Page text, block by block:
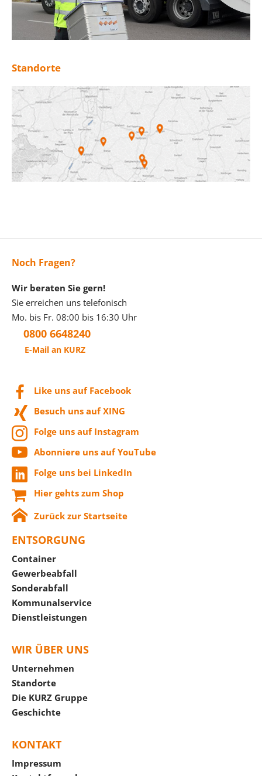
Standorte
Noch Fragen?
Wir beraten Sie gern!
Sie erreichen uns telefonisch
Mo. bis Fr. 08:00 bis 16:30 Uhr
0800 6648240
E-Mail an KURZ
Like uns auf Facebook
Besuch uns auf XING
Folge uns auf Instagram
Abonniere uns auf YouTube
Folge uns bei LinkedIn
Hier gehts zum Shop
Zurück zur Startseite
ENTSORGUNG
Container
Gewerbeabfall
Sonderabfall
Kommunalservice
Dienstleistungen
WIR ÜBER UNS
Unternehmen
Standorte
Die KURZ Gruppe
Geschichte
KONTAKT
Impressum